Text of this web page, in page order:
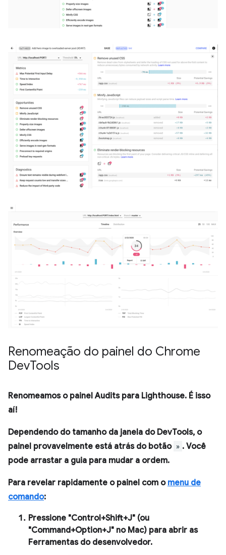
Renomeação do painel do Chrome
DevTools
Renomeamos o painelAuditspara Lighthouse. É isso
aí!
Dependendo do tamanho da janela do DevTools, o
painel provavelmente está atrás do botão » . Você
pode arrastar a guia para mudar a ordem.
Para revelar rapidamente o painel com o menu de
comando:
Pressione "Control+Shift+J" (ou
"Command+Option+J" no Mac) para abrir as
Ferramentas do desenvolvedor.